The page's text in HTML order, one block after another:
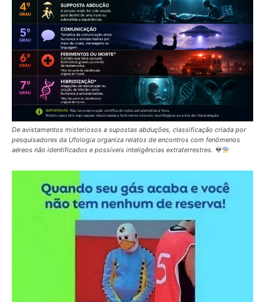
De avistamentos misteriosos a supostas abduções, classificação criada por
pesquisadores da Ufologia organiza relatos de encontros com fenômenos
aéreos não identificados e possíveis inteligências extraterrestres.